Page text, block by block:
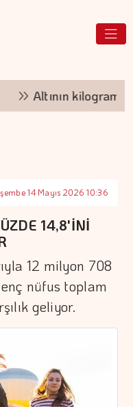
Altının kilogram
14 Mayıs 2026 10:36
14,8'İNİ
12 milyon 708
nüfus toplam
geliyor.